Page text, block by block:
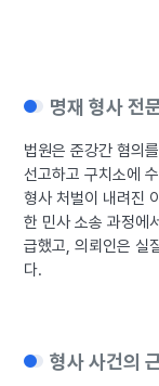
명재 형사 전
법원은 준강간 혐의
선고하고 구치소에
형사 처벌이 내려진
한 민사 소송 과정에
급했고, 의뢰인은 실
다.
형사 사건의